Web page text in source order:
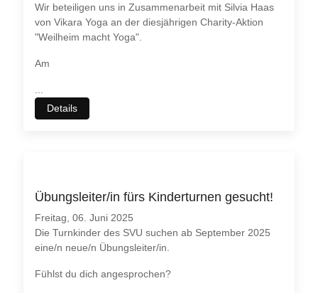
Wir beteiligen uns in Zusammenarbeit mit Silvia Haas
von Vikara Yoga an der diesjährigen Charity-Aktion
"Weilheim macht Yoga".
Am
Details
Übungsleiter/in fürs Kinderturnen gesucht!
Freitag, 06. Juni 2025
Die Turnkinder des SVU suchen ab September 2025
eine/n neue/n Übungsleiter/in.
Fühlst du dich angesprochen?